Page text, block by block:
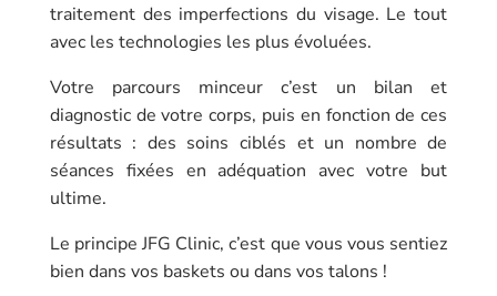
traitement des imperfections du visage. Le tout
avec les technologies les plus évoluées.
Votre parcours minceur c’est un bilan et
diagnostic de votre corps, puis en fonction de ces
résultats : des soins ciblés et un nombre de
séances fixées en adéquation avec votre but
ultime.
Le principe JFG Clinic, c’est que vous vous sentiez
bien dans vos baskets ou dans vos talons !